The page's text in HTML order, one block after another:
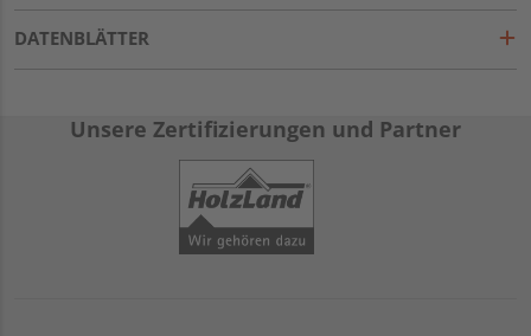
DATENBLÄTTER
Unsere Zertifizierungen und Partner